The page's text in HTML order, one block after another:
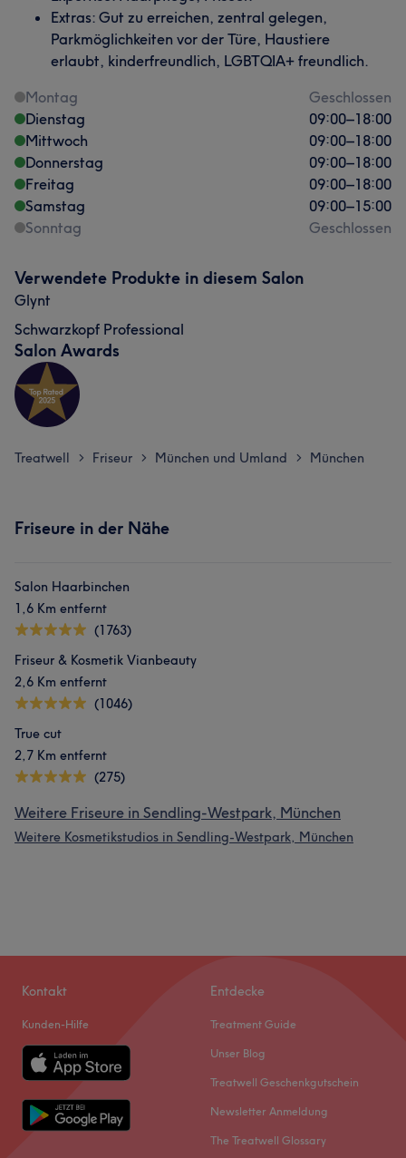
Extras: Gut zu erreichen, zentral gelegen,
Parkmöglichkeiten vor der Türe, Haustiere
erlaubt, kinderfreundlich, LGBTQIA+ freundlich.
Montag
Geschlossen
Dienstag
09:00–18:00
Mittwoch
09:00–18:00
Donnerstag
09:00–18:00
Freitag
09:00–18:00
Samstag
09:00–15:00
Sonntag
Geschlossen
Verwendete Produkte in diesem Salon
Glynt
Schwarzkopf Professional
Salon Awards
Treatwell > Friseur > München und Umland > München
Friseure in der Nähe
Salon Haarbinchen
1,6 Km entfernt
(1763)
Friseur & Kosmetik Vianbeauty
2,6 Km entfernt
(1046)
True cut
2,7 Km entfernt
(275)
Weitere Friseure in Sendling-Westpark, München
Weitere Kosmetikstudios in Sendling-Westpark, München
Kontakt
Kunden-Hilfe
Entdecke
Treatment Guide
Unser Blog
Treatwell Geschenkgutschein
Newsletter Anmeldung
The Treatwell Glossary